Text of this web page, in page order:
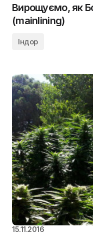
Вирощуємо, як
(mainlining)
Індор
15.11.2016